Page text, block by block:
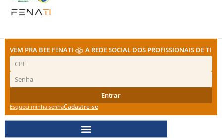
VEM PRA BEE FENATI A REDE SOCIAL DOS PROFISSIONAIS DE TI
Entrar
Esqueci minha senhaCadastre-se